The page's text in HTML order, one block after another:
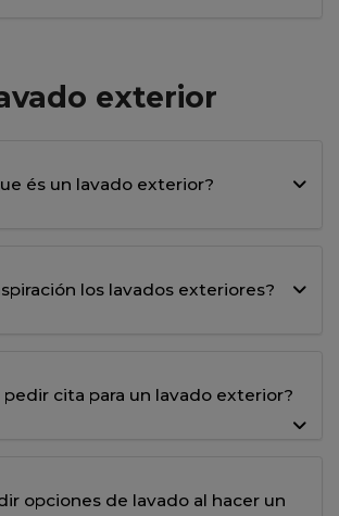
exterior
és un lavado exterior?
los lavados exteriores?
pedir cita para un lavado exterior?
opciones de lavado al hacer un